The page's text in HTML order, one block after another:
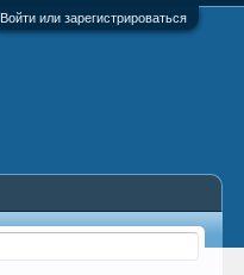
Войти или зарегистрироваться